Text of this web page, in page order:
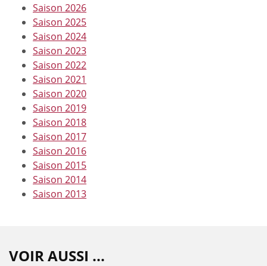
Saison 2026
Saison 2025
Saison 2024
Saison 2023
Saison 2022
Saison 2021
Saison 2020
Saison 2019
Saison 2018
Saison 2017
Saison 2016
Saison 2015
Saison 2014
Saison 2013
VOIR AUSSI ...